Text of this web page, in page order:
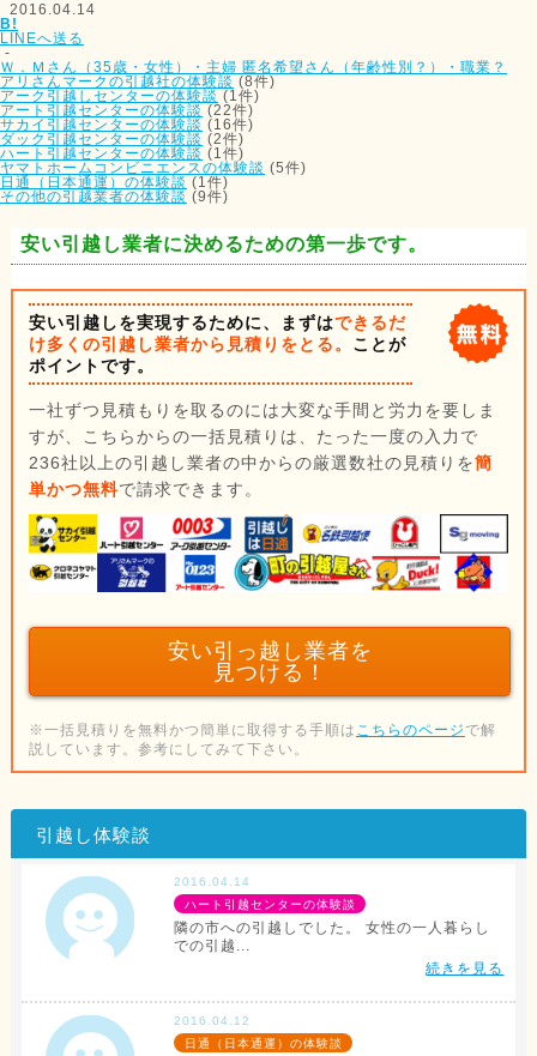
2016.04.14
B!
LINEへ送る
-
Ｗ．Ｍさん（35歳・女性）・主婦 匿名希望さん（年齢性別？）・職業？
アリさんマークの引越社の体験談 (8件)
アーク引越しセンターの体験談 (1件)
アート引越センターの体験談 (22件)
サカイ引越センターの体験談 (16件)
ダック引越センターの体験談 (2件)
ハート引越センターの体験談 (1件)
ヤマトホームコンビニエンスの体験談 (5件)
日通（日本通運）の体験談 (1件)
その他の引越業者の体験談 (9件)
安い引越し業者に決めるための第一歩です。
安い引越しを実現するために、まずはできるだ
け多くの引越し業者から見積りをとる。 ことが
ポイントです。
一社ずつ見積もりを取るのには大変な手間と労力を要しま
すが、こちらからの一括見積りは、たった一度の入力で
236社以上の引越し業者の中からの厳選数社の見積りを簡
単かつ無料で請求できます。
安い引っ越し業者を
見つける！
※一括見積りを無料かつ簡単に取得する手順は こちらのページ で解
説しています。参考にしてみて下さい。
引越し体験談
2016.04.14
ハート引越センターの体験談
隣の市への引越しでした。 女性の一人暮らし
での引越...
続きを見る
2016.04.12
日通（日本通運）の体験談